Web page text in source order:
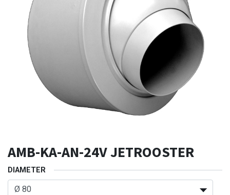
AMB-KA-AN-24V JETROOSTER
DIAMETER